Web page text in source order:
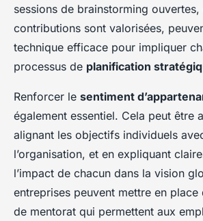
sessions de brainstorming
contributions sont valorisées,
technique efficace pour impliquer
processus de planification
Renforcer le sentiment
également essentiel. Cela peut être
alignant les objectifs individuels
l’organisation, et en expliquant
l’impact de chacun dans la vision
entreprises peuvent mettre en
de mentorat qui permettent aux